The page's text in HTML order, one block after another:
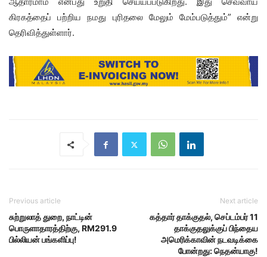
கிரகத்தைப் பற்றிய நமது புரிதலை மேலும் மேம்படுத்தும்” என்று
தெரிவித்துள்ளார்.
Previous article
சுற்றுலாத் துறை, நாட்டின்
பொருளாதாரத்திற்கு, RM291.9
பில்லியன் பங்களிப்பு!
Next article
கத்தார் தாக்குதல், செப்டம்பர் 11
தாக்குதலுக்குப் பிந்தைய
அமெரிக்காவின் நடவடிக்கை
போன்றது: நெதன்யாகு!